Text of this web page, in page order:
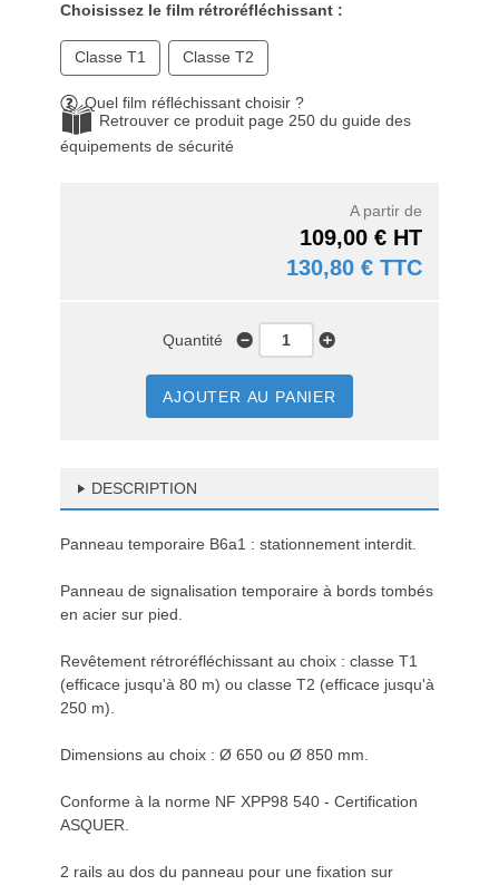
Choisissez le film rétroréfléchissant :
Classe T1 Classe T2
Quel film réfléchissant choisir ?
Retrouver ce produit page 250 du guide des
équipements de sécurité
A partir de
109,00 € HT
130,80 € TTC
Quantité
AJOUTER AU PANIER
DESCRIPTION
Panneau temporaire B6a1 : stationnement interdit.
Panneau de signalisation temporaire à bords tombés
en acier sur pied.
Revêtement rétroréfléchissant au choix : classe T1
(efficace jusqu'à 80 m) ou classe T2 (efficace jusqu'à
250 m).
Dimensions au choix : Ø 650 ou Ø 850 mm.
Conforme à la norme NF XPP98 540 - Certification
ASQUER.
2 rails au dos du panneau pour une fixation sur